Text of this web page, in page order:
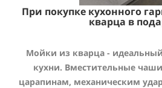
При покупке кухонного
кварца в
Мойки из кварца -
кухни. Вместительные
царапинам, механическим